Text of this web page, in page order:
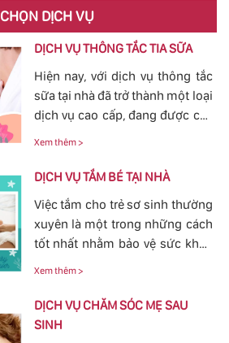
CHỌN DỊCH VỤ
DỊCH VỤ THÔNG TẮC TIA SỮA
Hiện nay, với dịch vụ thông tắc
sữa tại nhà đã trở thành một loại
dịch vụ cao cấp, đang được các
phổ biến. Với việc thông tắc tia
chóng thông tia sữa, giảm bớt
các cơn đau cương cứng tại
vùng bầu vú, đảm bảo cho
nguồn sữa về đều cho bé bú.
Xem thêm >
DỊCH VỤ TẮM BÉ TẠI NHÀ
Việc tắm cho trẻ sơ sinh thường
xuyên là một trong những cách
tốt nhất nhằm bảo vệ sức khỏe
Bởi vậy, nhu cầu tắm cho trẻ sơ
sinh ngày càn lớn, với dịch vụ
Xem thêm >
DỊCH VỤ CHĂM SÓC MẸ SAU
SINH